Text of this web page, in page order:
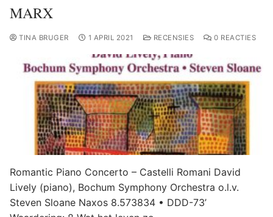
MARX
TINA BRUGER 1 APRIL 2021 RECENSIES 0 REACTIES
Romantic Piano Concerto – Castelli Romani David
Lively (piano), Bochum Symphony Orchestra o.l.v.
Steven Sloane Naxos 8.573834 • DDD-73’